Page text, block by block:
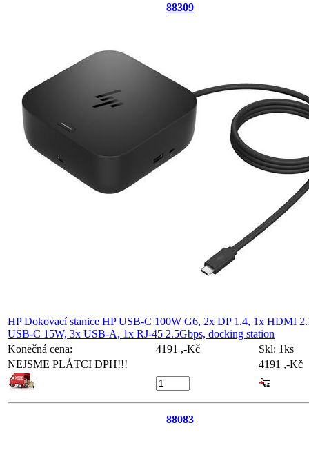
88309
HP Dokovací stanice HP USB-C 100W G6, 2x DP 1.4, 1x HDMI
USB-C 15W, 3x USB-A, 1x RJ-45 2.5Gbps, docking station
Konečná cena:
4191 ,-Kč Skl: 1ks
NEJSME PLÁTCI DPH!!!
4191 ,-Kč
88083